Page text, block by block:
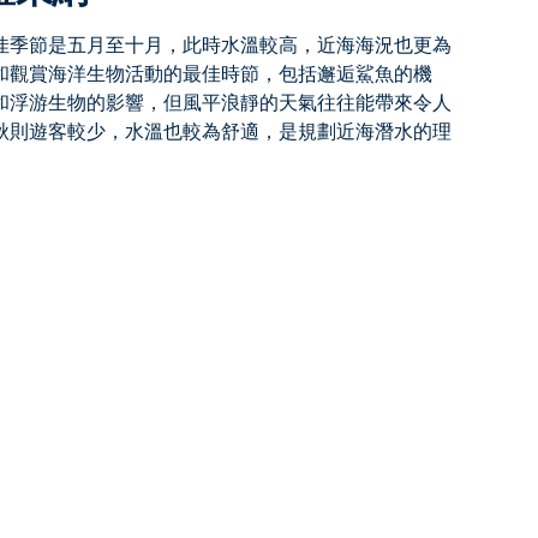
季節是五月至十月 ，此時水溫較高，近海海況也更為
賞海洋生物活動的最佳時節，包括邂逅鯊魚的機
游生物的影響，但風平浪靜的天氣往往能帶來令人
遊客較少，水溫也較為舒適，是規劃近海潛水的理